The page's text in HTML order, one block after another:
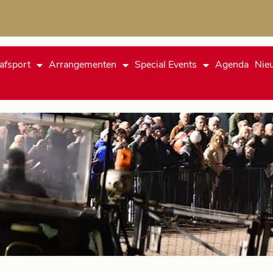
Arrangementen Special Events Agenda